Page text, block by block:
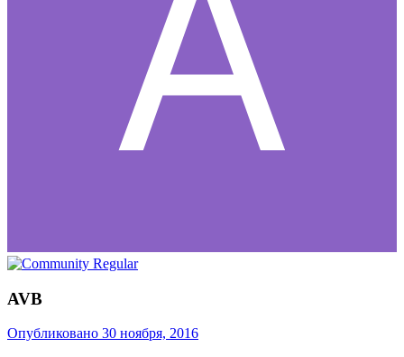
AVB
Опубликовано 30 ноября, 2016